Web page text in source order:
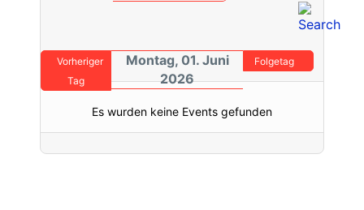
Vorheriger
Tag
Montag, 01. Juni
2026
Folgetag
Es wurden keine Events gefunden